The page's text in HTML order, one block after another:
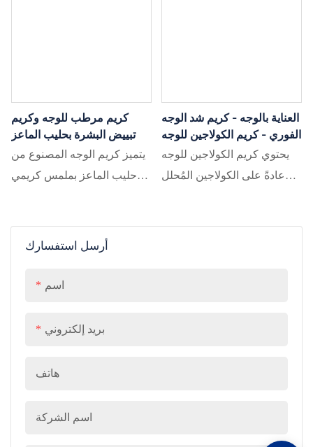
أرسل استفسارك
اسم
بريد إلكتروني
هاتف
اسم الشركة
كريم مرطب للوجه وكريم
تبييض البشرة بحليب الماعز
يتميز كريم الوجه المصنوع من
حليب الماعز بملمس كريمي
العناية بالوجه - كريم شد الوجه
الفوري - كريم الكولاجين للوجه
يحتوي كريم الكولاجين للوجه
عادةً على الكولاجين المُحلل